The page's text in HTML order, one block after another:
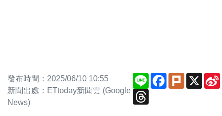
發布時間：2025/06/10 10:55
新聞出處：ETtoday新聞雲 (Google
News)
Line Facebook
Plurk X